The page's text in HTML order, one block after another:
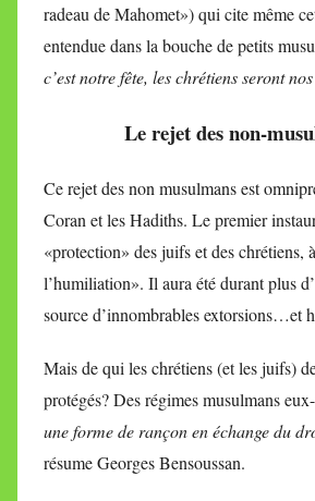
radeau de Mahomet») qui cite même
entendue dans la bouche de petits
c’est notre fête, les chrétiens seront
Le rejet des non-
Ce rejet des non musulmans est
Coran et les Hadiths. Le premier
«protection» des juifs et des chrétiens,
l’humiliation». Il aura été durant plus
source d’innombrables extorsions…et
Mais de qui les chrétiens (et les juifs)
protégés? Des régimes musulmans
une forme de rançon en échange du
résume Georges Bensoussan.